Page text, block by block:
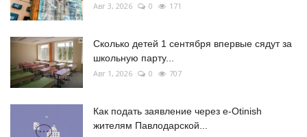
Авг 3, 2026 0 171
Сколько детей 1 сентября впервые сядут за
школьную парту...
Авг 1, 2026 0 707
Как подать заявление через e-Otinish
жителям Павлодарской...